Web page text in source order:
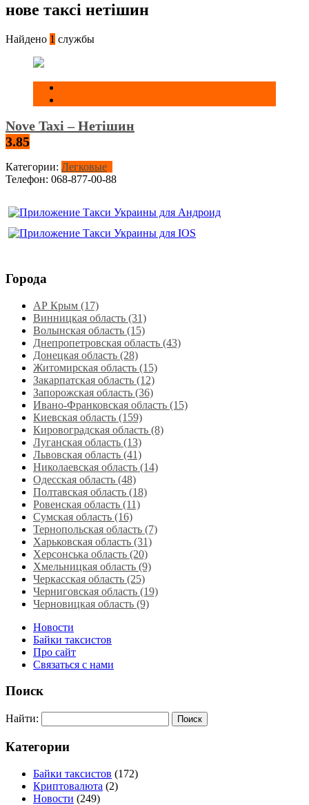
нове таксі нетішин
Найдено 1 службы
Nove Taxi – Нетішин
3.85
Категории: Легковые
Телефон: 068-877-00-88
Города
АР Крым (17)
Винницкая область (31)
Волынская область (15)
Днепропетровская область‎ (43)
Донецкая область (28)
Житомирская область (15)
Закарпатская область (12)
Запорожская область (36)
Ивано-Франковская область (15)
Киевская область (159)
Кировоградская область (8)
Луганская область‎ (13)
Львовская область‎ (41)
Николаевская область‎ (14)
Одесская область‎ (48)
Полтавская область (18)
Ровенская область‎ (11)
Сумская область‎ (16)
Тернопольская область‎ (7)
Харьковская область‎ (31)
Херсонська область‎ (20)
Хмельницкая область‎ (9)
Черкасская область‎ (25)
Черниговская область (19)
Черновицкая область (9)
Новости
Байки таксистов
Про сайт
Связаться с нами
Поиск
Найти:
Категории
Байки таксистов (172)
Криптовалюта (2)
Новости (249)